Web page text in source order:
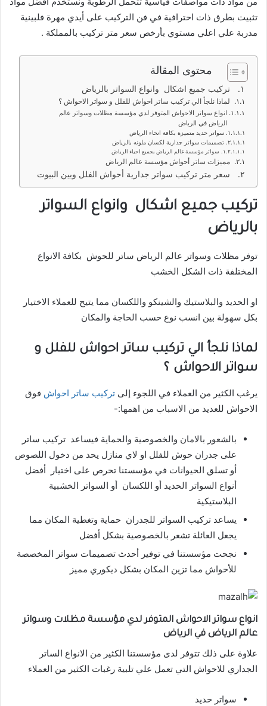
تثبيت بطرق ذات احترافية في فن التركيب على أيدي مهرة فلبينية
مدربة علي اعلي مستوي بأرخص سعر متر تركيب بالمملكة .
محتوى المقالة
تركيب جميع اشكال وانواع السواتر بالرياض
لماذا نلجأ الي تركيب ساتر احواش للفلل و سواتر الاحواش ؟
انواع سواتر الاحواش المتوفر لدي مؤسسة مظلات وسواتر عالم
الرياض في الرياض
سواتر حديد متميزة بكافة انحاء الرياض
تصميمات سواتر جدارية لكسان ملونه بالرياض
سواتر مؤسسة عالم الرياض بجميع احياء الرياض
مميزات ساتر أحواش مؤسسة عالم الرياض
سعر متر تركيب سواتر جدارية أحواش الفلل وبين البيوت
تركيب جميع اشكال وانواع السواتر
بالرياض
توفر مظلات وسواتر عالم الرياض ساتر للحوش بكافة الانواع
المختلفة ذات الشكل الخشب
او الحديد والبلاستيك والشينكو واللكسان مما يتيح للعملاء الاختيار
بكل سهولة بين انسب نوع حسب الحاجة والمكان
لماذا نلجأ الي تركيب ساتر احواش للفلل و
سواتر الاحواش ؟
يرغب الكثير من العملاء في اللجوء إلى تركيب ساتر احواش فوق
الاحواش للعديد من الاسباب من اهمها:-
بالشعور بالامان والخصوصية والحماية فيساعد تركيب ساتر
على جدران حوش للفلل او لاي منازل يحد من دخول اللصوص
أو تسلق الحيوانات في مؤسستنا تحرص على اختيار أفضل
أنواع السواتر الحديد أو اللكسان أو السواتر الخشبية
البلاستيكية
يساعد تركيب السواتر للجدران حماية وتغطية المكان مما
يجعل العائلة تشعر بالخصوصية بشكل أفضل
نجحت مؤسستنا في توفير أحدث تصميمات سواتر المخصصة
للأحواش مما تزين المكان بشكل ديكوري مميز
انواع سواتر الاحواش المتوفر لدي مؤسسة مظلات وسواتر
عالم الرياض في الرياض
علاوة على ذلك تتوفر لدى مؤسستنا الكثير من الانواع الساتر
الجداري للاحواش التي تعمل علي تلبية رغبات الكثير من العملاء
سواتر حديد